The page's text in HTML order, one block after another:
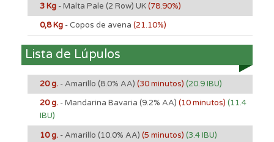
3 Kg - Malta Pale (2 Row) UK(78.90%)
0,8 Kg - Copos de avena (21.10%)
Lista de Lúpulos
20 g. - Amarillo (8.0% AA) (30 minutos) (20.9 IBU)
20 g. - Mandarina Bavaria (9.2% AA) (10 minutos) (11.4
IBU)
10 g. - Amarillo (10.0% AA) (5 minutos) (3.4 IBU)